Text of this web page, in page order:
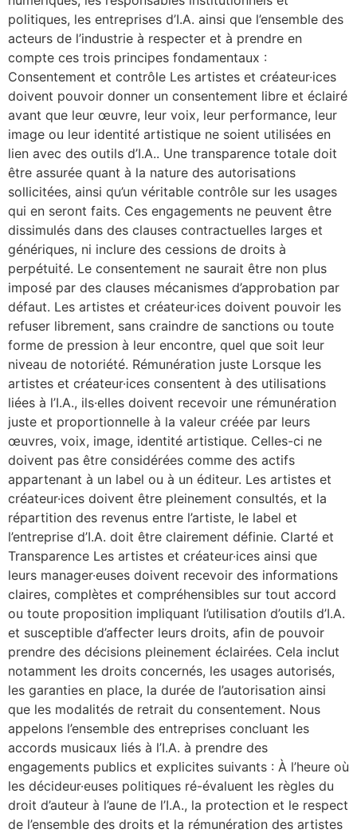
politiques, les entreprises d’I.A. ainsi que l’ensemble des
acteurs de l’industrie à respecter et à prendre en
compte ces trois principes fondamentaux :
Consentement et contrôle Les artistes et créateur·ices
doivent pouvoir donner un consentement libre et éclairé
avant que leur œuvre, leur voix, leur performance, leur
image ou leur identité artistique ne soient utilisées en
lien avec des outils d’I.A.. Une transparence totale doit
être assurée quant à la nature des autorisations
sollicitées, ainsi qu’un véritable contrôle sur les usages
qui en seront faits. Ces engagements ne peuvent être
dissimulés dans des clauses contractuelles larges et
génériques, ni inclure des cessions de droits à
perpétuité. Le consentement ne saurait être non plus
imposé par des clauses mécanismes d’approbation par
défaut. Les artistes et créateur·ices doivent pouvoir les
refuser librement, sans craindre de sanctions ou toute
forme de pression à leur encontre, quel que soit leur
niveau de notoriété. Rémunération juste Lorsque les
artistes et créateur·ices consentent à des utilisations
liées à l’I.A., ils·elles doivent recevoir une rémunération
juste et proportionnelle à la valeur créée par leurs
œuvres, voix, image, identité artistique. Celles-ci ne
doivent pas être considérées comme des actifs
appartenant à un label ou à un éditeur. Les artistes et
créateur·ices doivent être pleinement consultés, et la
répartition des revenus entre l’artiste, le label et
l’entreprise d’I.A. doit être clairement définie. Clarté et
Transparence Les artistes et créateur·ices ainsi que
leurs manager·euses doivent recevoir des informations
claires, complètes et compréhensibles sur tout accord
ou toute proposition impliquant l’utilisation d’outils d’I.A.
et susceptible d’affecter leurs droits, afin de pouvoir
prendre des décisions pleinement éclairées. Cela inclut
notamment les droits concernés, les usages autorisés,
les garanties en place, la durée de l’autorisation ainsi
que les modalités de retrait du consentement. Nous
appelons l’ensemble des entreprises concluant les
accords musicaux liés à l’I.A. à prendre des
engagements publics et explicites suivants : À l’heure où
les décideur·euses politiques ré-évaluent les règles du
droit d’auteur à l’aune de l’I.A., la protection et le respect
de l’ensemble des droits et la rémunération des artistes